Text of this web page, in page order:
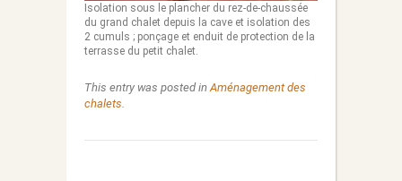
Isolation sous le plancher du rez-de-chaussée
du grand chalet depuis la cave et isolation des
2 cumuls ; ponçage et enduit de protection de la
terrasse du petit chalet.
This entry was posted in Aménagement des
chalets